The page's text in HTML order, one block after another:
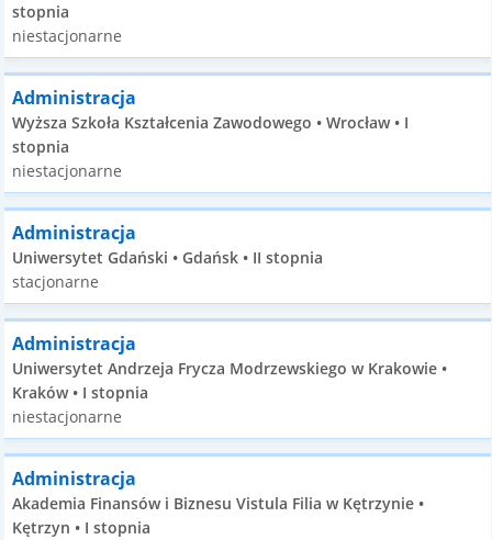
stopnia
niestacjonarne
Administracja
Wyższa Szkoła Kształcenia Zawodowego • Wrocław • I
stopnia
niestacjonarne
Administracja
Uniwersytet Gdański • Gdańsk • II stopnia
stacjonarne
Administracja
Uniwersytet Andrzeja Frycza Modrzewskiego w Krakowie •
Kraków • I stopnia
niestacjonarne
Administracja
Akademia Finansów i Biznesu Vistula Filia w Kętrzynie •
Kętrzyn • I stopnia